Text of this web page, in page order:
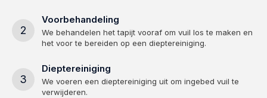
2
Voorbehandeling
We behandelen het tapijt vooraf om vuil los te maken en
het voor te bereiden op een dieptereiniging.
3
Dieptereiniging
We voeren een dieptereiniging uit om ingebed vuil te
verwijderen.